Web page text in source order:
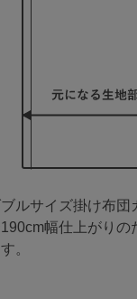
ブルサイズ掛け布
幅仕上がりの
。